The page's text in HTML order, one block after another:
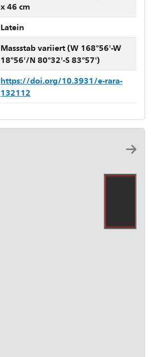
x 46 cm
Latein
Massstab variiert (W 168°56'-W
18°56'/N 80°32'-S 83°57')
https://doi.org/10.3931/e-rara-
132112